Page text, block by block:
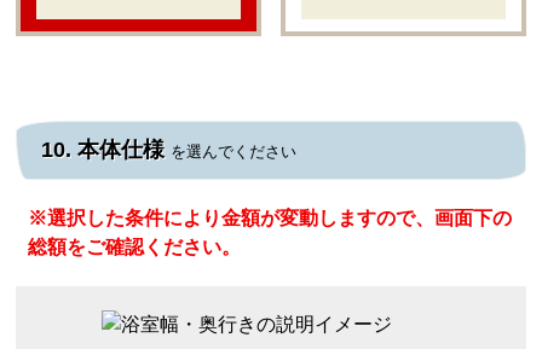
10. 本体仕様 を選んでください
※選択した条件により金額が変動しますので、画面下の
総額をご確認ください。